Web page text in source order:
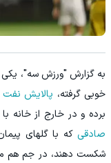
به گزارش "ورزش سه"، یکی
خوبی گرفته، پالایش نفت
برده و در خارج از خانه
صادقی که با گلهای
شکست دهند، در جم هم